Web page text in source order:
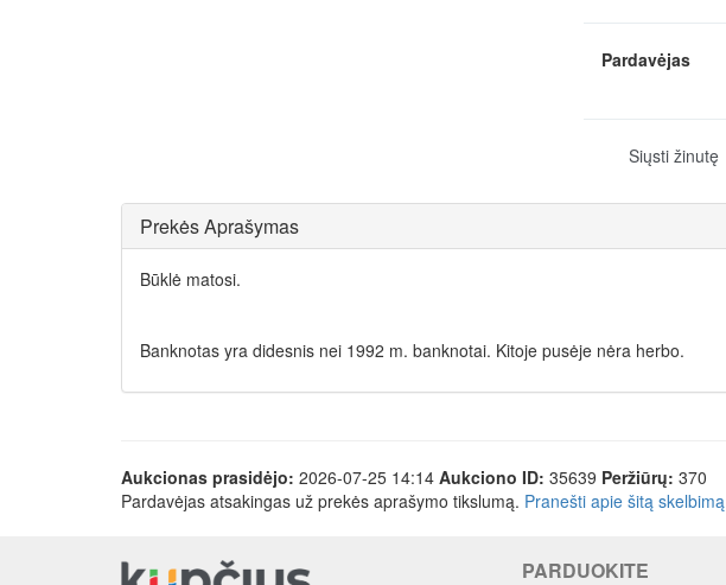
Pardavėjas
Siųsti žinutę
Prekės Aprašymas
Būklė matosi.
Banknotas yra didesnis nei 1992 m. banknotai. Kitoje pusėje nėra herbo.
Aukcionas prasidėjo: 2026-07-25 14:14 Aukciono ID: 35639 Peržiūrų: 370
Pardavėjas atsakingas už prekės aprašymo tikslumą. Pranešti apie šitą skelbimą
PARDUOKITE